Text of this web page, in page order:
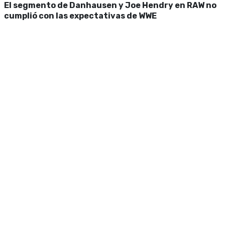
El segmento de Danhausen y Joe Hendry en RAW no
cumplió con las expectativas de WWE